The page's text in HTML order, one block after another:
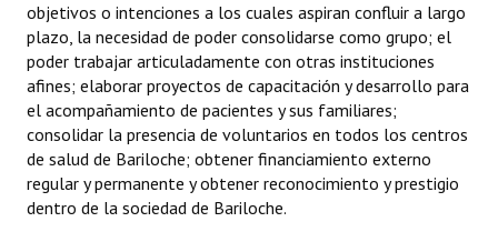
objetivos o intenciones a los cuales aspiran confluir a largo
plazo, la necesidad de poder consolidarse como grupo; el
poder trabajar articuladamente con otras instituciones
afines; elaborar proyectos de capacitación y desarrollo para
el acompañamiento de pacientes y sus familiares;
consolidar la presencia de voluntarios en todos los centros
de salud de Bariloche; obtener financiamiento externo
regular y permanente y obtener reconocimiento y prestigio
dentro de la sociedad de Bariloche.